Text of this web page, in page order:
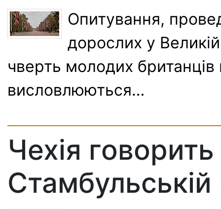
Опитування,
дорослих у
чверть молодих британців
висловлюються…
Чехія говорить
Стамбульській